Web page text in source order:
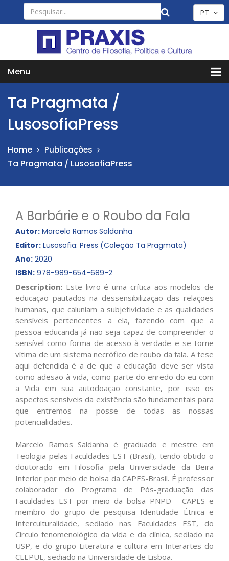
PT
Menu
Ta Pragmata /
LusosofiaPress
Home Publicações
Ta Pragmata / LusosofiaPress
A Barbárie e o Roubo da Fala
Autor: Marcelo Ramos Saldanha
Editor: Lusosofia: Press (Coleção Ta Pragmata)
Ano: 2020
ISBN: 978-989-654-689-2
Description: Este livro é uma crítica aos modelos de
educação pautados na dessensibilização das relações
humanas, que caluniam a subjetividade e as qualidades
sensíveis pertencentes a ela, fazendo com que a
pessoa educanda já não seja capaz de compreender o
sensível como forma de acesso à verdade e se torne
vítima de um sistema necrófico de roubo da fala. A tese
aqui defendida é a de que a educação deve ser vista
como adesão à vida, como parte do enredo do eu com
a Vida em sua autodoação constante, por isso os
aspectos sensíveis da existência são fundamentais para
que entremos na posse de todas as nossas
potencialidades.
Marcelo Ramos Saldanha é graduado e mestre em
Teologia pelas Faculdades EST (Brasil), tendo obtido o
doutorado em Filosofia pela Universidade da Beira
Interior por meio de bolsa da CAPES-Brasil. É professor
colaborador do Programa de Pós-graduação das
Faculdades EST por meio da bolsa PNPD - CAPES e
membro do grupo de pesquisa Identidade Étnica e
Interculturalidade, sediado nas Faculdades EST, do
Círculo fenomenológico da vida e da clínica, sediado na
USP, e do grupo Literatura e cultura em Interartes do
CLEPUL, sediado na Universidade de Lisboa.